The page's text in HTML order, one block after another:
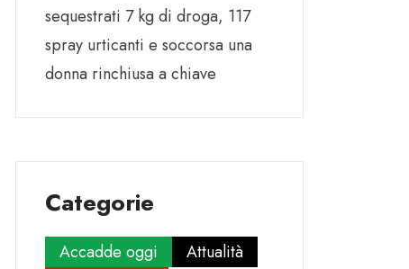
sequestrati 7 kg di droga, 117
spray urticanti e soccorsa una
donna rinchiusa a chiave
Categorie
Accadde oggi
Attualità